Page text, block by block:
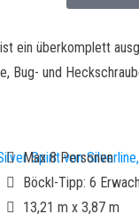
ist ein überkomplett
und
Max 8 Personen
Böckl-Tipp: 6
13,21 m x 3,87 m